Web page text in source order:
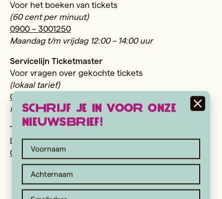
Voor het boeken van tickets
(60 cent per minuut)
0900 – 3001250
Maandag t/m vrijdag 12:00 – 14:00 uur
Servicelijn Ticketmaster
Voor vragen over gekochte tickets
(lokaal tarief)
0900 – 3001255
Maandag t/m vrijdag 12:00 – 14:00 uur
Telefoon wandelkassa Caprera
Dagelijks bereikbaar tussen 10:00 en 16:00
023 – 52 500 50
Schrijf je in voor onze
nieuwsbrief!